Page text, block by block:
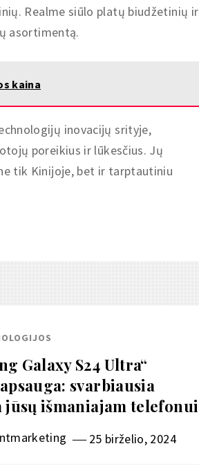
Realme siūlo platų biudžetinių ir
asortimentą.
kaina
inovacijų srityje,
poreikius ir lūkesčius. Jų
tik Kinijoje, bet ir tarptautiniu
Galaxy S24 Ultra“
svarbiausia
jūsų išmaniajam telefonui
25 birželio, 2024